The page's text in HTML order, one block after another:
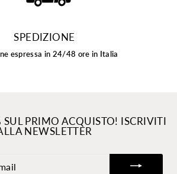
SPEDIZIONE
espressa in 24/48 ore in Italia
PRIMO ACQUISTO! ISCRIVITI
NEWSLETTER